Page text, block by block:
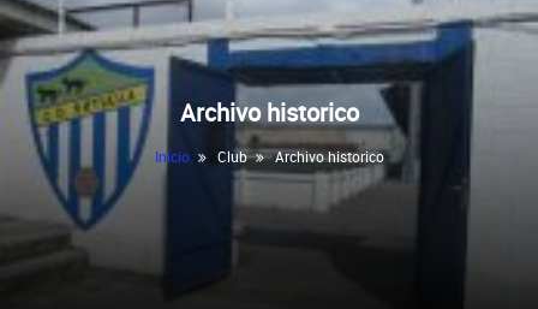
Archivo historico
Inicio Club Archivo historico